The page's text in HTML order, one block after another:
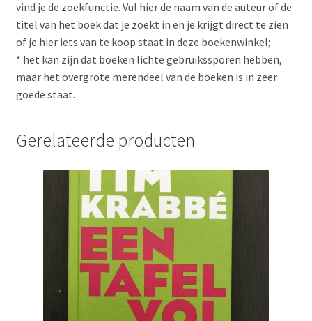
vind je de zoekfunctie. Vul hier de naam van de auteur of de
titel van het boek dat je zoekt in en je krijgt direct te zien
of je hier iets van te koop staat in deze boekenwinkel;
* het kan zijn dat boeken lichte gebruikssporen hebben,
maar het overgrote merendeel van de boeken is in zeer
goede staat.
Gerelateerde producten